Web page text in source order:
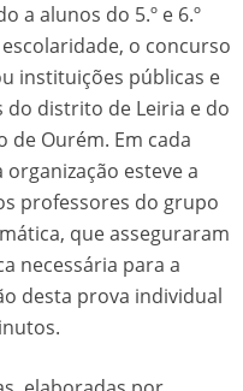
a alunos do 5.º e 6.º
o concurso
instituições públicas e
do distrito de Leiria e do
de Ourém. Em cada
organização esteve a
professores do grupo
que asseguraram
necessária para a
desta prova individual